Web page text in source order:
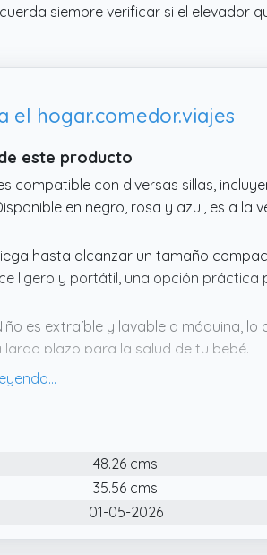
siempre verificar si el elevador
el hogar.comedor.viajes
este producto
compatible con diversas sillas,
en negro, rosa y azul, es a la
hasta alcanzar un tamaño
ligero y portátil, una opción práctica
es extraíble y lavable a máquina, lo
plazo para la salud de tu bebé.
con paneles laterales de malla
cuenta con inflado y desinflado rápido
una posición cómoda para los
48.26 cms
35.56 cms
01-05-2026